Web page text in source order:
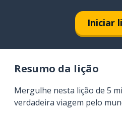
Iniciar
Resumo da lição
Mergulhe nesta lição de 5
verdadeira viagem pelo